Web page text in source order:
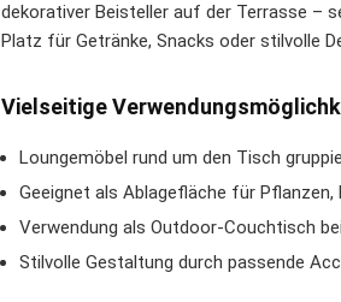
dekorativer Beisteller auf der Terrasse –
Platz für Getränke, Snacks oder stilvolle
Vielseitige
Loungemöbel rund um den Tisch
Geeignet als Ablagefläche für
Verwendung als Outdoor-Couchtisch
Stilvolle Gestaltung durch passende